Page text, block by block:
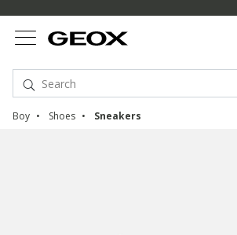
Boy Shoes Sneakers